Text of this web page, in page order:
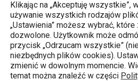
Klikając na „Akceptuję wszystkie”,
używanie wszystkich rodzajów
„Ustawienia” możesz wybrać,
dozwolone. Użytkownik może
przycisk „Odrzucam wszystkie”
niezbędnych plików cookies).
zmienić w dowolnym momencie.
temat można znaleźć w części
Wok SteelCRAFT z
ø 28 cm